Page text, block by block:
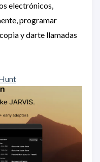
electrónicos,
programar
y darte llamadas